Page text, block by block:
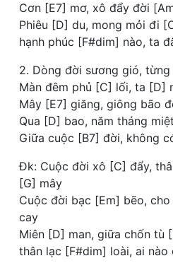
Cơn [E7] mơ, xô đẩy đời
Phiêu [D] du, mong mỏi đi
hạnh phúc [F#dim] nào, ta
2. Dòng đời sương gió,
Màn đêm phủ [C] lối, ta [D]
Mây [E7] giăng, giông bão
Qua [D] bao, năm tháng
Giữa cuộc [B7] đời, không
Đk: Cuộc đời xô [C] đẩy,
[G] mây
Cuộc đời bạc [Em] bẽo,
cay
Miên [D] man, giữa chốn tù
thân lạc [F#dim] loài, ai nào